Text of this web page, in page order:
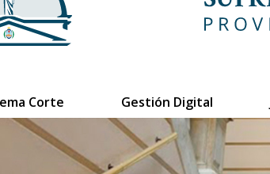
Corte Gestión Digital